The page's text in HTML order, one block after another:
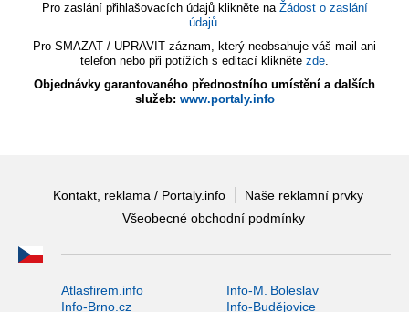
Pro zaslání přihlašovacích údajů klikněte na Žádost o zaslání
údajů.
Pro SMAZAT / UPRAVIT záznam, který neobsahuje váš mail ani
telefon nebo při potížích s editací klikněte zde.
Objednávky garantovaného přednostního umístění a dalších
služeb: www.portaly.info
Kontakt, reklama / Portaly.info
Naše reklamní prvky
Všeobecné obchodní podmínky
Atlasfirem.info
Info-M. Boleslav
Info-Brno.cz
Info-Budějovice